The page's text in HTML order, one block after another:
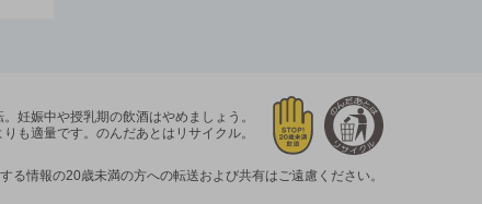
妊娠中や授乳期の飲酒はやめましょう。
も適量です。 のんだあとはリサイクル。
る情報の20歳未満の方への転送および共有はご遠慮ください。